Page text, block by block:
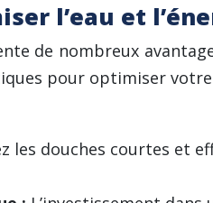
l’eau et
de nombreux
pour optimiser votre
les douches courtes et